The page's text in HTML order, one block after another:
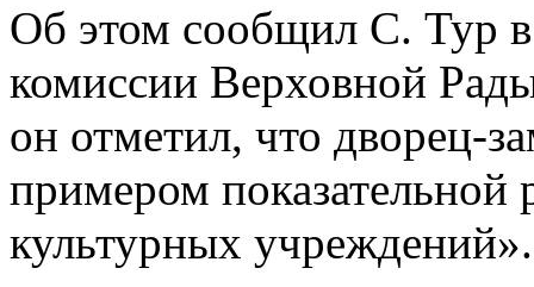
Об этом сообщил С. Тур в
комиссии Верховной
он отметил, что дворец-
примером показательной
культурных учреждений».